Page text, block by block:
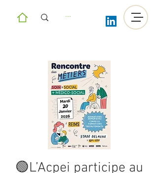
🟢L’Acpei participe au